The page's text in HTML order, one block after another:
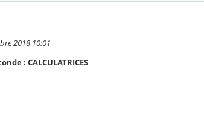
2018 10:01
: CALCULATRICES